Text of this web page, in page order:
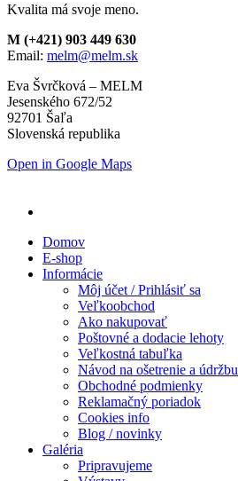
Kvalita má svoje meno.
M (+421) 903 449 630
Email: melm@melm.sk
Eva Švrčková – MELM
Jesenského 672/52
92701 Šaľa
Slovenská republika
Open in Google Maps
Domov
E-shop
Informácie
Môj účet / Prihlásiť sa
Veľkoobchod
Ako nakupovať
Poštovné a dodacie lehoty
Veľkostná tabuľka
Návod na ošetrenie a údržbu
Obchodné podmienky
Reklamačný poriadok
Cookies info
Blog / novinky
Galéria
Pripravujeme